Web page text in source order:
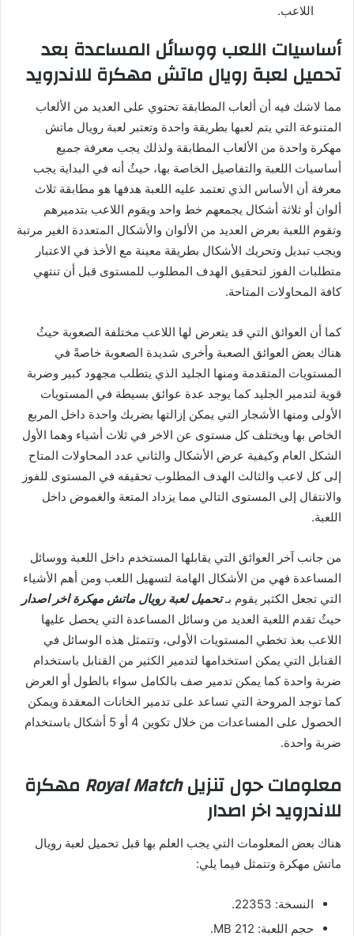
اللاعب.
أساسيات اللعب ووسائل المساعدة بعد
تحميل لعبة رويال ماتش مهكرة للاندرويد
مما لاشك فيه أن ألعاب المطابقة تحتوي على العديد من الألعاب
المتنوعة التي يتم لعبها بطريقة واحدة وتعتبر لعبة رويال ماتش
مهكرة واحدة من الألعاب المطابقة ولذلك يجب معرفة جميع
أساسيات اللعبة والتفاصيل الخاصة بها، حيثُ أنه في البداية يجب
معرفة أن الأساس الذي تعتمد عليه اللعبة هدفها هو مطابقة ثلاث
ألوان أو ثلاثة أشكال يجمعهم خط واحد ويقوم اللاعب بتدميرهم
وتقوم اللعبة بعرض العديد من الألوان والأشكال المتعددة الغير مرتبة
ويجب تبديل وتحريك الأشكال بطريقة معينة مع الأخذ في الاعتبار
متطلبات الفوز لتحقيق الهدف المطلوب للمستوى قبل أن تنتهي
كافة المحاولات المتاحة.
كما أن العوائق التي قد يتعرض لها اللاعب مختلفة الصعوبة حيثُ
هناك بعض العوائق الصعبة وأخرى شديدة الصعوبة خاصةً في
المستويات المتقدمة ومنها الجليد الذي يتطلب مجهود كبير وضربة
قوية لتدمير الجليد كما يوجد عدة عوائق بسيطة في المستويات
الأولى ومنها الأشجار التي يمكن إزالتها بضربك واحدة داخل المربع
الخاص بها ويختلف كل مستوى عن الاخر في ثلاث أشياء وهما الأول
الشكل العام وكيفية عرض الأشكال والثاني عدد المحاولات المتاح
إلى كل لاعب والثالث الهدف المطلوب تحقيقه في المستوى للفوز
والانتقال إلى المستوى التالي مما يزداد المتعة والغموض داخل
اللعبة.
من جانب آخر العوائق التي يقابلها المستخدم داخل اللعبة ووسائل
المساعدة فهي من الأشكال الهامة لتسهيل اللعب ومن أهم الأشياء
التي تجعل الكثير يقوم بـتحميل لعبة رويال ماتش مهكرة اخر اصدار
حيثُ تقدم اللعبة العديد من وسائل المساعدة التي يحصل عليها
اللاعب بعذ تخطي المستويات الأولى، وتتمثل هذه الوسائل في
القنابل التي يمكن استخدامها لتدمير الكثير من القنابل باستخدام
ضربة واحدة كما يمكن تدمير صف بالكامل سواء بالطول أو العرض
كما توجد المروحة التي تساعد على تدمير الخانات المعقدة ويمكن
الحصول على المساعدات من خلال تكوين 4 أو 5 أشكال باستخدام
ضربة واحدة.
معلومات حول تنزيلRoyal Match مهكرة
للاندرويد اخر اصدار
هناك بعض المعلومات التي يجب العلم بها قبل تحميل لعبة رويال
ماتش مهكرة وتتمثل فيما يلي:
النسخة: 22353.
حجم اللعبة: 212 MB.